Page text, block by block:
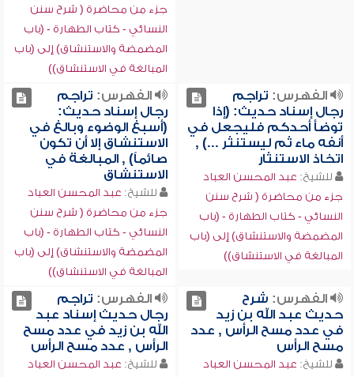
جزء من محاضرة ( شرح سنن
النسائي - كتاب الطهارة - (باب
المضمضة والاستنشاق) إلى (باب
المبالغة في الاستنشاق))
الفهرس: تراجم
رجال إسناد حديث: (إذا
توضأ أحدكم فليجعل في
أنفه ماء ثم ليستنثر ...) ,
اتخاذ الاستنثار
للشيخ: عبد المحسن العباد
جزء من محاضرة ( شرح سنن
النسائي - كتاب الطهارة - (باب
المضمضة والاستنشاق) إلى (باب
المبالغة في الاستنشاق))
الفهرس: تراجم
رجال إسناد حديث:
(أسبغ الوضوء وبالغ في
الاستنشاق إلا أن تكون
صائماً) , المبالغة في
الاستنشاق
للشيخ: عبد المحسن العباد
جزء من محاضرة ( شرح سنن
النسائي - كتاب الطهارة - (باب
المضمضة والاستنشاق) إلى (باب
المبالغة في الاستنشاق))
الفهرس: شرح
حديث عبد الله بن زيد
في عدد مسح الرأس , عدد
مسح الرأس
للشيخ: عبد المحسن العباد
الفهرس: تراجم
رجال حديث إسناد عبد
الله بن زيد في عدد مسح
الرأس , عدد مسح الرأس
للشيخ: عبد المحسن العباد